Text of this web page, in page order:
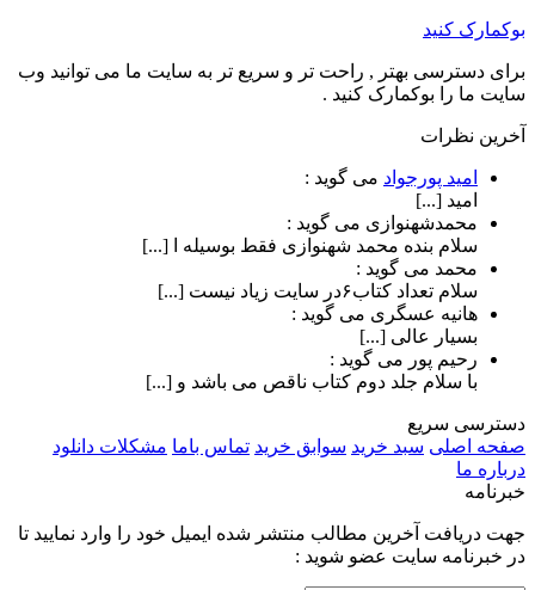
بوکمارک کنید
برای دسترسی بهتر , راحت تر و سریع تر به سایت ما می توانید وب
سایت ما را بوکمارک کنید .
آخرین نظرات
امید پورجواد می گوید :
امید [...]
محمدشهنوازی می گوید :
سلام بنده محمد شهنوازی فقط بوسیله ا [...]
محمد می گوید :
سلام تعداد کتاب۶در سایت زیاد نیست [...]
هانیه عسگری می گوید :
بسیار عالی [...]
رحیم پور می گوید :
با سلام جلد دوم کتاب ناقص می باشد و [...]
دسترسی سریع
صفحه اصلی سبد خرید سوابق خرید تماس باما مشکلات دانلود
درباره ما
خبرنامه
جهت دریافت آخرین مطالب منتشر شده ایمیل خود را وارد نمایید تا
در خبرنامه سایت عضو شوید :